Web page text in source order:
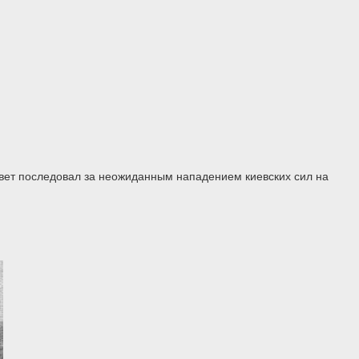
последовал за неожиданным нападением киевских сил на